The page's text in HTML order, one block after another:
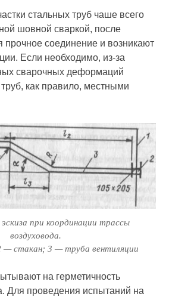
стальных труб чаше все­го
шовной сваркой, после
прочное соединение и возникают
Если необхо­димо, из-за
сварочных деформаций
как правило, местными
при координации трассы
воздуховода.
— стакан; 3 — труба вентиляции
на герметичность
Для проведения испытаний на